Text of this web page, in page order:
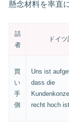
懸念材料を率直
話
者
ドイ
買
い
手
側
Uns ist
dass die
recht hoch